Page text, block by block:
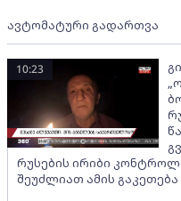
ავტომატური გადართვა
რუსების ირიბი
შეუძლიათ ამის გაკეთება
10:23